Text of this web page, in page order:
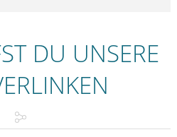
DU UNSERE